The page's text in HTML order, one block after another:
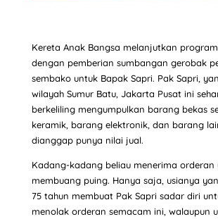
Kereta Anak Bangsa melanjutkan program
dengan pemberian sumbangan gerobak
sembako untuk Bapak Sapri. Pak Sapri,
wilayah Sumur Batu, Jakarta Pusat ini
berkeliling mengumpulkan barang bekas
keramik, barang elektronik, dan barang
dianggap punya nilai jual.
Kadang-kadang beliau menerima orderan
membuang puing. Hanya saja, usianya
75 tahun membuat Pak Sapri sadar diri
menolak orderan semacam ini, walaupun